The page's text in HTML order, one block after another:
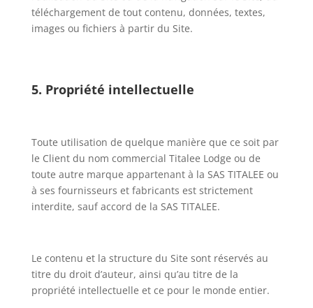
téléchargement de tout contenu, données, textes,
images ou fichiers à partir du Site.
5. Propriété intellectuelle
Toute utilisation de quelque manière que ce soit par
le Client du nom commercial Titalee Lodge ou de
toute autre marque appartenant à la SAS TITALEE ou
à ses fournisseurs et fabricants est strictement
interdite, sauf accord de la SAS TITALEE.
Le contenu et la structure du Site sont réservés au
titre du droit d’auteur, ainsi qu’au titre de la
propriété intellectuelle et ce pour le monde entier.